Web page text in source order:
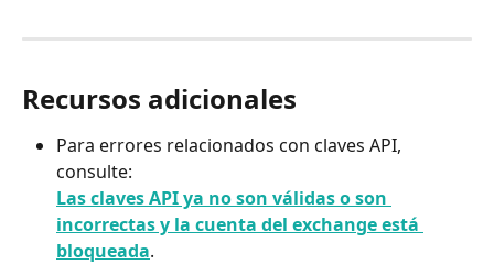
Recursos adicionales
Para errores relacionados con claves API,
consulte:
Las claves API ya no son válidas o son
incorrectas y la cuenta del exchange está
bloqueada.